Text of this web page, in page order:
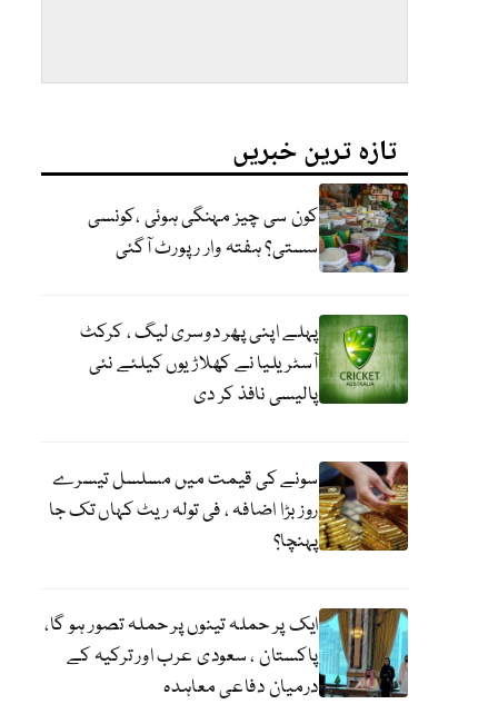
تازہ ترین خبریں
کون سی چیز مہنگی ہوئی ،کونسی
سستی؟ ہفتہ وار رپورٹ آگئی
پہلے اپنی پھر دوسری لیگ ، کرکٹ
آسٹریلیا نے کھلاڑیوں کیلئے نئی
پالیسی نافذ کر دی
سونے کی قیمت میں مسلسل تیسرے
روز بڑا اضافہ ، فی تولہ ریٹ کہاں تک جا
پہنچا؟
ایک پر حملہ تینوں پر حملہ تصور ہو گا،
پاکستان ، سعودی عرب اور ترکیہ کے
درمیان دفاعی معاہدہ